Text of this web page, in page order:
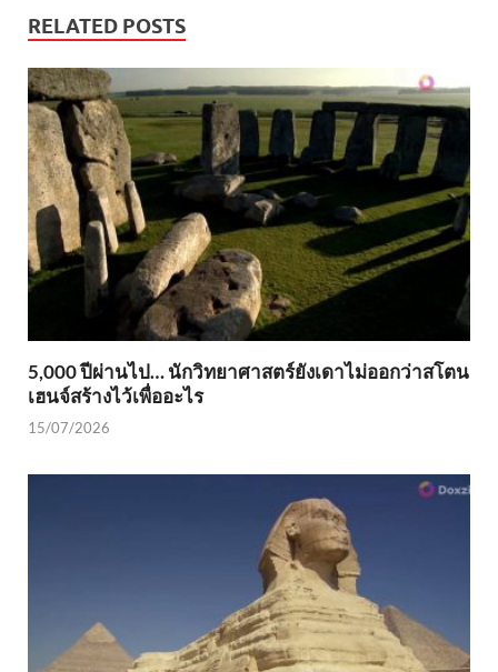
RELATED POSTS
5,000 ปีผ่านไป… นักวิทยาศาสตร์ยังเดาไม่ออกว่าสโตน
เฮนจ์สร้างไว้เพื่ออะไร
15/07/2026